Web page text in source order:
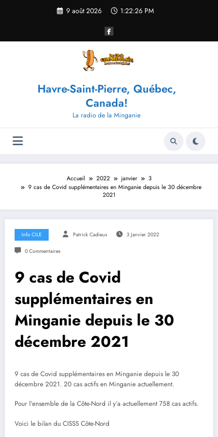
9 août 2026 1:22:27 PM
Havre-Saint-Pierre, Québec,
Canada!
La radio de la Minganie
Accueil 2022 janvier
3
9 cas de Covid supplémentaires en Minganie depuis le 30 décembre
2021
Info CILE Patrick Cadieux 3 Janvier 2022
0 Commentaires
9 cas de Covid
supplémentaires en
Minganie depuis le 30
décembre 2021
9 cas de Covid supplémentaires en Minganie depuis le 30
décembre 2021. 20 cas actifs en Minganie actuellement.
Pour l’ensemble de la Côte-Nord il y’a actuellement 758 cas actifs.
Voici le bilan du CISSS Côte-Nord